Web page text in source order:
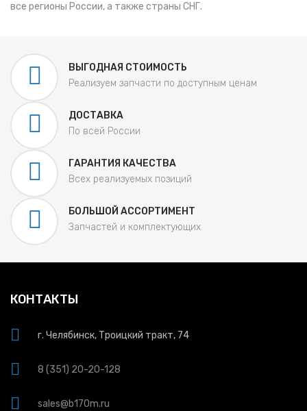
все регионы России, а также страны СНГ.
ВЫГОДНАЯ СТОИМОСТЬ
Реализуем запчасти по доступным ценам
ДОСТАВКА
По всей России
ГАРАНТИЯ КАЧЕСТВА
Всех реализуемых позиций
БОЛЬШОЙ АССОРТИМЕНТ
Запчастей и комплектующих
КОНТАКТЫ
г. Челябинск, Троицкий тракт, 74
8 (351) 20-20-128
sales@b170m.ru